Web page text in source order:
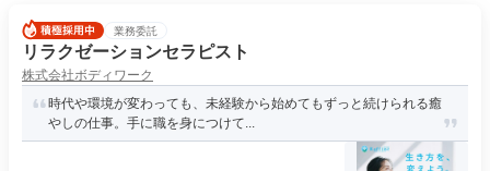
業務委託
リラクゼーションセラピスト
株式会社ボディワーク
時代や環境が変わっても、未経験から始めてもずっと続けられる癒
やしの仕事。手に職を身につけて...